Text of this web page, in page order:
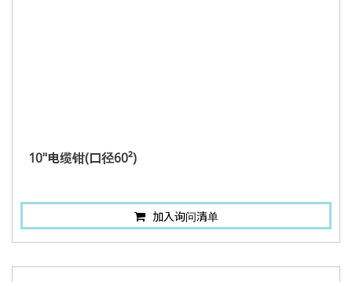
10"电缆钳(口径60²)
加入询问清单